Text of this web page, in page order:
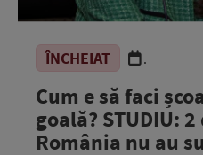
ÎNCHEIAT .
Cum e să faci
goală? STUDIU:
România nu au